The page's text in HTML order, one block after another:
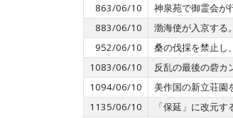
863/06/10
神泉苑で御霊会が
883/06/10
渤海使が入京する。
952/06/10
桑の伐採を禁止し
1083/06/10
反乱の最後の砦カ
1094/06/10
美作国の新立荘園
1135/06/10
「保延」に改元す